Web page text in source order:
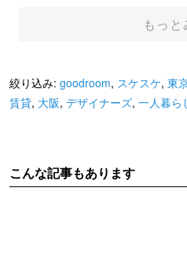
もっと
絞り込み: goodroom, スケスケ, 東
賃貸, 大阪, デザイナーズ, 一人暮ら
こんな記事もあります